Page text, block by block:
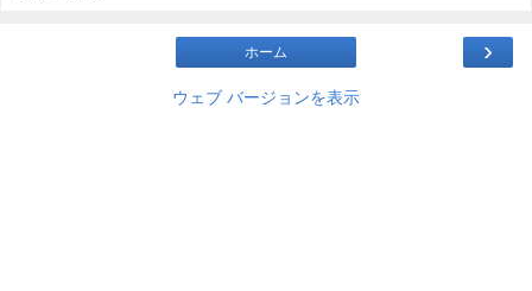
›
ホーム
ウェブ バージョンを表示